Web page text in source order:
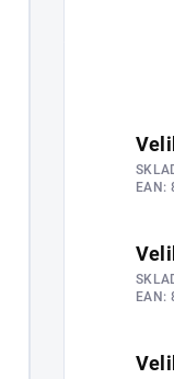
EAN:
EAN: